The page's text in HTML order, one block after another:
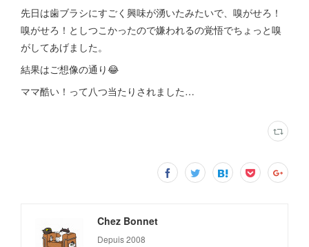
先日は歯ブラシにすごく興味が湧いたみたいで、嗅がせろ！
嗅がせろ！としつこかったので嫌われるの覚悟でちょっと嗅
がしてあげました。
結果はご想像の通り😂
ママ酷い！って八つ当たりされました…
Chez Bonnet
Depuis 2008